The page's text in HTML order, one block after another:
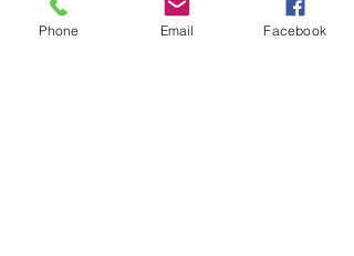
Phone Email Facebook